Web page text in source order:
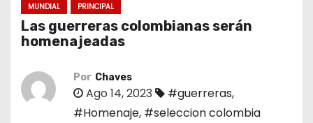
MUNDIAL PRINCIPAL
Las guerreras colombianas serán
homenajeadas
Por Chaves
Ago 14, 2023 #guerreras,
#Homenaje, #seleccion colombia